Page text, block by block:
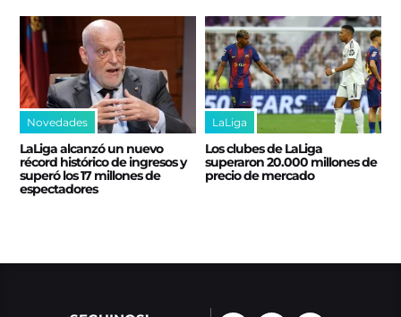
Novedades
LaLiga alcanzó un nuevo
récord histórico de ingresos y
superó los 17 millones de
espectadores
LaLiga
Los clubes de LaLiga
superaron 20.000 millones de
precio de mercado